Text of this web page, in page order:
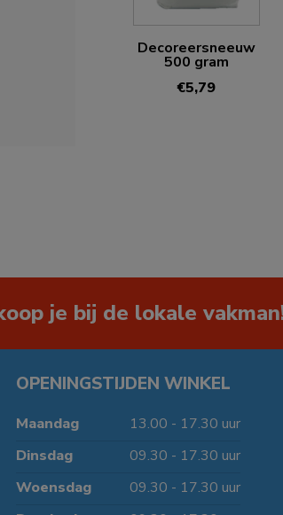
Decoreersneeuw
500 gram
€5,79
je bij de lokale
OPENINGSTIJDEN WINKEL
Maandag
13.00 - 17.30 uur
Dinsdag
09.30 - 17.30 uur
Woensdag
09.30 - 17.30 uur